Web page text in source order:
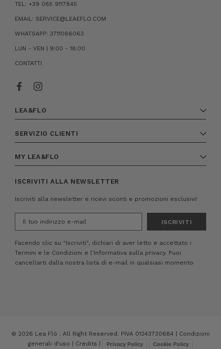
TEL: +39 085 9117845
EMAIL: SERVICE@LEAEFLO.COM
WHATSAPP: 3711086063
LUN - VEN | 9:00 - 18:00
CONTATTI
LEA&FLO
SERVIZIO CLIENTI
MY LEA&FLO
ISCRIVITI ALLA NEWSLETTER
Iscriviti alla newsletter e ricevi sconti e promozioni esclusivi!
Facendo clic su "Iscriviti", dichiari di aver letto e accettato i
Termini e le Condizioni e l'Informativa sulla privacy. Puoi
cancellarti dalla nostra lista di e-mail in qualsiasi momento
© 2026 Lea Flò . All Right Reserved. PIVA 01243730684 | Condizioni
generali d'uso
Credits Privacy Policy Cookie Policy